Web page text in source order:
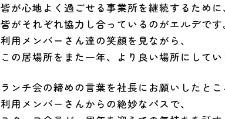
皆が心地よく過ごせる事業所を継続するために
皆がそれぞれ協力し合っているのがエルデです
利用メンバーさん達の笑顔を見ながら、
この居場所をまた一年、より良い場所にしてい
ランチ会の締めの言葉を社長にお願いしたとこ
利用メンバーさんからの絶妙なパスで、